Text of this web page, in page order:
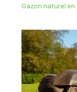
Gazon naturel en